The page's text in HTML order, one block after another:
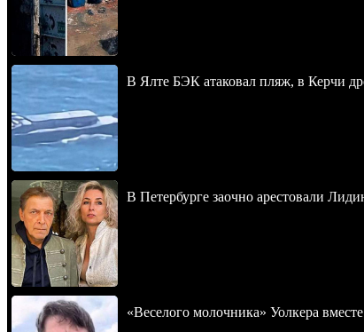
В Ялте БЭК атаковал пляж, в Керчи
В Петербурге заочно арестовали
«Веселого молочника» Уолкера